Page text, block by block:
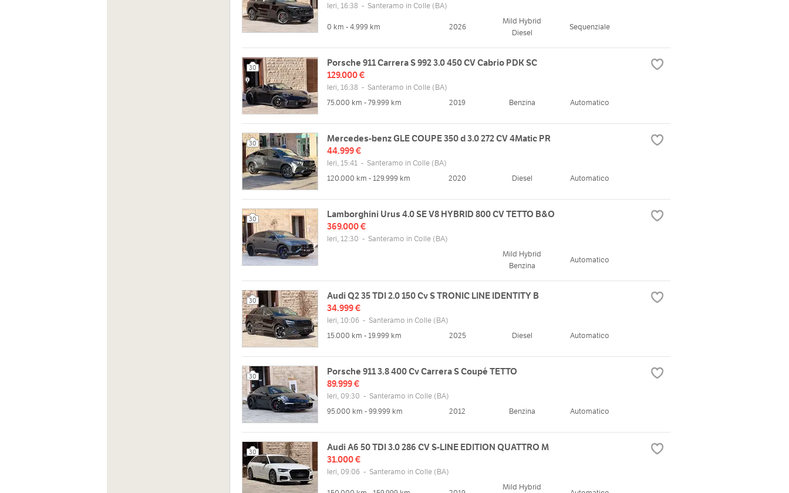
Ieri, 16:38 - Santeramo in Colle (BA)
0 km - 4.999 km 2026
Mild Hybrid
Diesel
Sequenziale
30
Porsche 911 Carrera S 992 3.0 450 CV Cabrio PDK SC
129.000 €
Ieri, 16:38 - Santeramo in Colle (BA)
75.000 km - 79.999 km
2019 Benzina Automatico
30
Mercedes-benz GLE COUPE 350 d 3.0 272 CV 4Matic PR
44.999 €
Ieri, 15:41 - Santeramo in Colle (BA)
120.000 km - 129.999 km
2020 Diesel Automatico
30
Lamborghini Urus 4.0 SE V8 HYBRID 800 CV TETTO B&O
369.000 €
Ieri, 12:30 - Santeramo in Colle (BA)
Mild Hybrid
Benzina
Automatico
30
Audi Q2 35 TDI 2.0 150 Cv S TRONIC LINE IDENTITY B
34.999 €
Ieri, 10:06 - Santeramo in Colle (BA)
15.000 km - 19.999 km
2025 Diesel Automatico
30
Porsche 911 3.8 400 Cv Carrera S Coupé TETTO
89.999 €
Ieri, 09:30 - Santeramo in Colle (BA)
95.000 km - 99.999 km
2012 Benzina Automatico
30
Audi A6 50 TDI 3.0 286 CV S-LINE EDITION QUATTRO M
31.000 €
Ieri, 09:06 - Santeramo in Colle (BA)
Mild Hybrid